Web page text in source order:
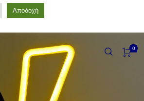
0
Αποδοχή